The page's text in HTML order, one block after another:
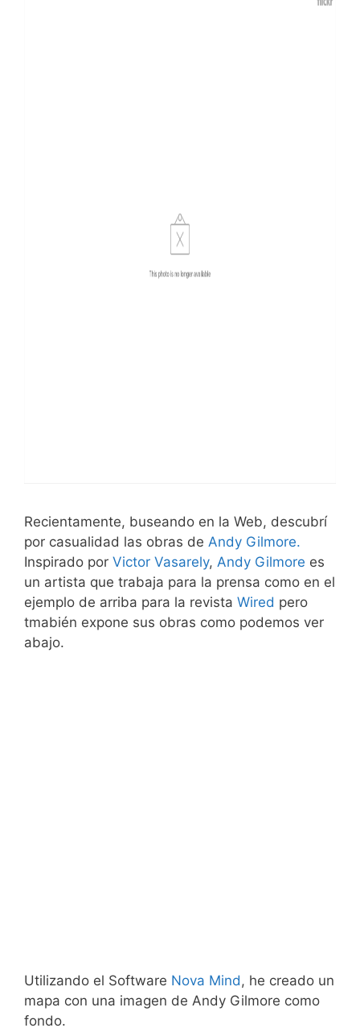
Recientamente, buseando en la Web, descubrí
por casualidad las obras de Andy Gilmore.
Inspirado por Victor Vasarely, Andy Gilmore es
un artista que trabaja para la prensa como en el
ejemplo de arriba para la revista Wired pero
tmabién expone sus obras como podemos ver
abajo.
Utilizando el Software Nova Mind, he creado un
mapa con una imagen de Andy Gilmore como
fondo.